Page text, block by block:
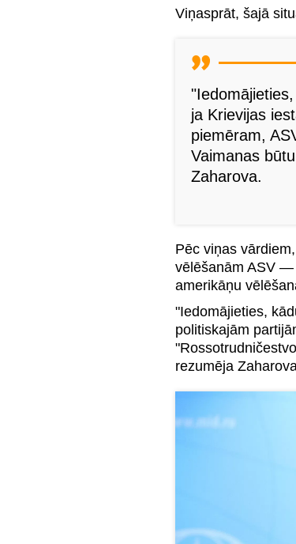
Viņasprāt, šajā
ja Krievijas
piemēram,
Vaimanas
Zaharova.
Pēc viņas
vēlēšanām ASV —
amerikāņu
"Iedomājieties,
politiskajām
rezumēja